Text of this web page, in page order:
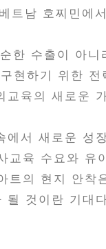
트남 호찌민에
한 수출이 아
현하기 위한 전
육의 새로운
서 새로운 성
육 수요와 유
트의 현지 안착
될 것이란 기대